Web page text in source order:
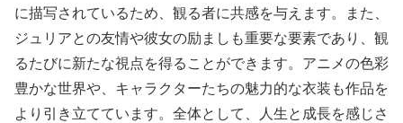
に描写されているため、観る者に共感を与えます。また、
ジュリアとの友情や彼女の励ましも重要な要素であり、観
るたびに新たな視点を得ることができます。アニメの色彩
豊かな世界や、キャラクターたちの魅力的な衣装も作品を
より引き立てています。全体として、人生と成長を感じさ